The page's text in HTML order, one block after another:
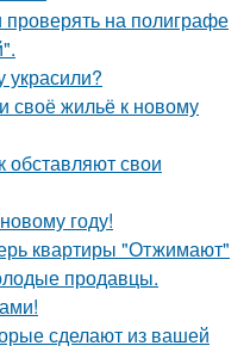
на полиграфе
своё жильё к новому
свои
году!
квартиры "Отжимают"
продавцы.
сделают из вашей